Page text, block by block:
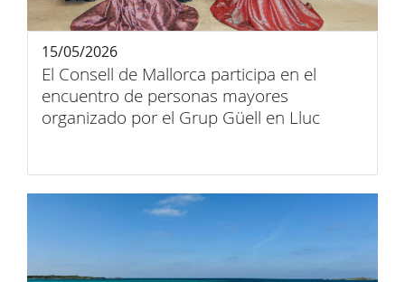
El Consell de Mallorca participa en el
encuentro de personas mayores
organizado por el Grup Güell en Lluc
15/05/2026